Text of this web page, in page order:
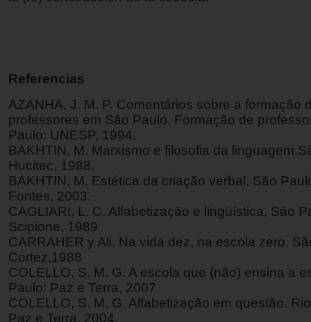
Referencias
AZANHA, J. M. P. Comentários sobre a formação
professores em São Paulo. Formação de
Paulo: UNESP, 1994.
BAKHTIN, M. Marxismo e filosofia da
Hucitec, 1988.
BAKHTIN, M. Estética da criação verbal. São
Fontes, 2003.
CAGLIARI, L. C. Alfabetização e lingüística, São
Scipione, 1989
CARRAHER y Ali. Na vida dez, na escola zero.
Cortez,1988
COLELLO, S. M. G. A escola que (não) ensina a
Paulo: Paz e Terra, 2007
COLELLO, S. M. G. Alfabetização em questão.
Paz e Terra, 2004.